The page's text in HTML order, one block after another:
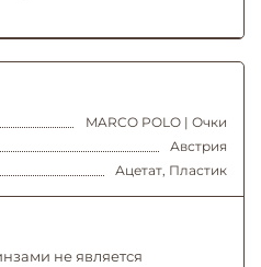
MARCO POLO | Очки
Австрия
Ацетат, Пластик
не является